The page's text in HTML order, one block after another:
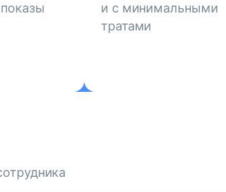
и с минимальными
тратами